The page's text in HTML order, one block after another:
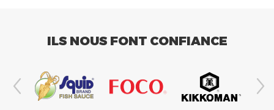
ILS NOUS FONT CONFIANCE